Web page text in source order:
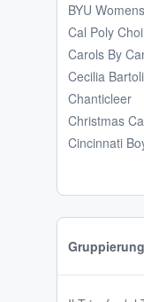
BYU
Cal Poly
Carols By
Cecilia Bartoli
Chanticleer
Christmas
Cincinnati